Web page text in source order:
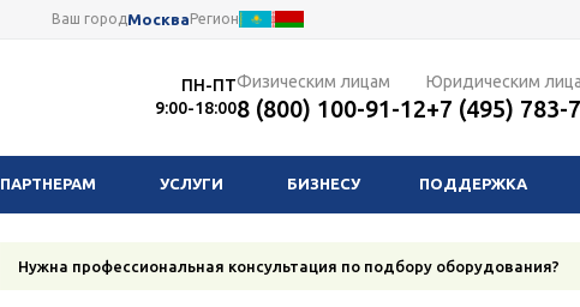
Ваш городМоскваРегион
ПН-ПТ
9:00-18:00
Физическим лицам
8 (800) 100-91-12
Юридическим
+7 (495) 783-
ПАРТНЕРАМ УСЛУГИ БИЗНЕСУ ПОДДЕРЖКА
Нужна профессиональная консультация по подбору оборудования?